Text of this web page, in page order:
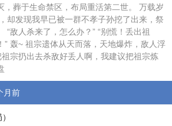
，葬于生命禁区，布局重活第二世。 万载岁
却发现我早已被一群不孝子孙挖了出来，祭
“敌人杀来了，怎么办？” “别慌！丢出祖
” 轰~ 祖宗遗体从天而落，天地爆炸，敌人浮
祖宗扔出去杀敌好丢人啊，我建议把祖宗炼
月前